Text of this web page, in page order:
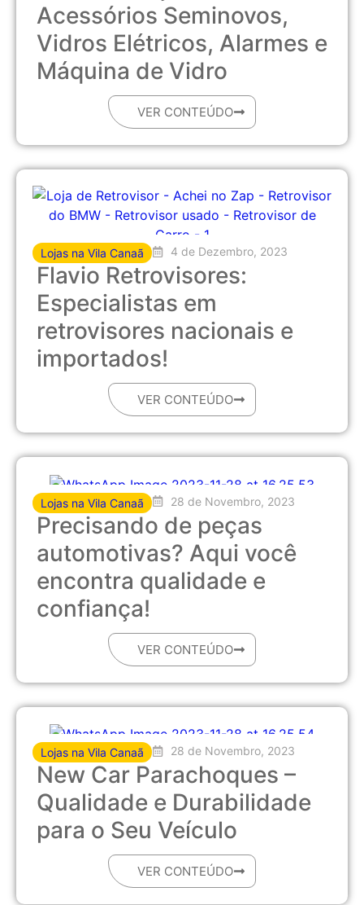
Acessórios Seminovos,
Vidros Elétricos, Alarmes e
Máquina de Vidro
VER CONTEÚDO
Lojas na Vila Canaã 4 de Dezembro, 2023
Flavio Retrovisores:
Especialistas em
retrovisores nacionais e
importados!
VER CONTEÚDO
Lojas na Vila Canaã 28 de Novembro, 2023
Precisando de peças
automotivas? Aqui você
encontra qualidade e
confiança!
VER CONTEÚDO
Lojas na Vila Canaã 28 de Novembro, 2023
New Car Parachoques –
Qualidade e Durabilidade
para o Seu Veículo
VER CONTEÚDO